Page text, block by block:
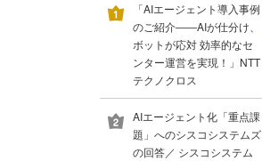
「AIエージェント導入事例
のご紹介――AIが仕分け、
ボットが応対 効率的なセ
ンター運営を実現！」NTT
テクノクロス
AIエージェント化「重点課
題」へのシスコシステムズ
の回答／ シスコシステム